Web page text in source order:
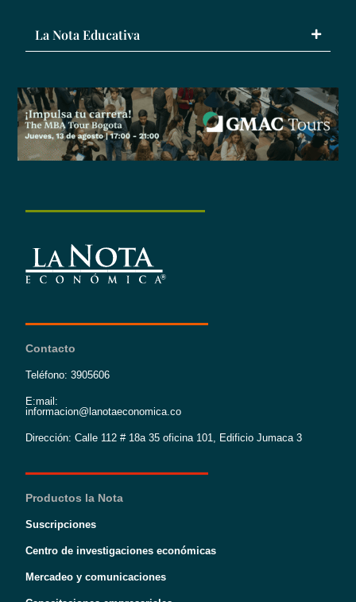
La Nota Educativa
Contacto
Teléfono: 3905606
E:mail:
informacion@lanotaeconomica.co
Dirección: Calle 112 # 18a 35 oficina 101, Edificio Jumaca 3
Productos la Nota
Suscripciones
Centro de investigaciones económicas
Mercadeo y comunicaciones